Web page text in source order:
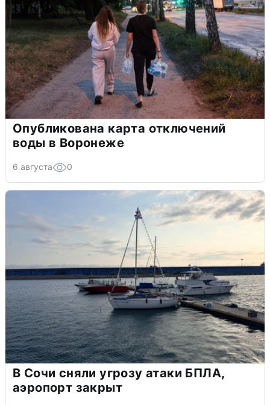
Опубликована карта отключений
воды в Воронеже
6 августа 0
В Сочи сняли угрозу атаки БПЛА,
аэропорт закрыт